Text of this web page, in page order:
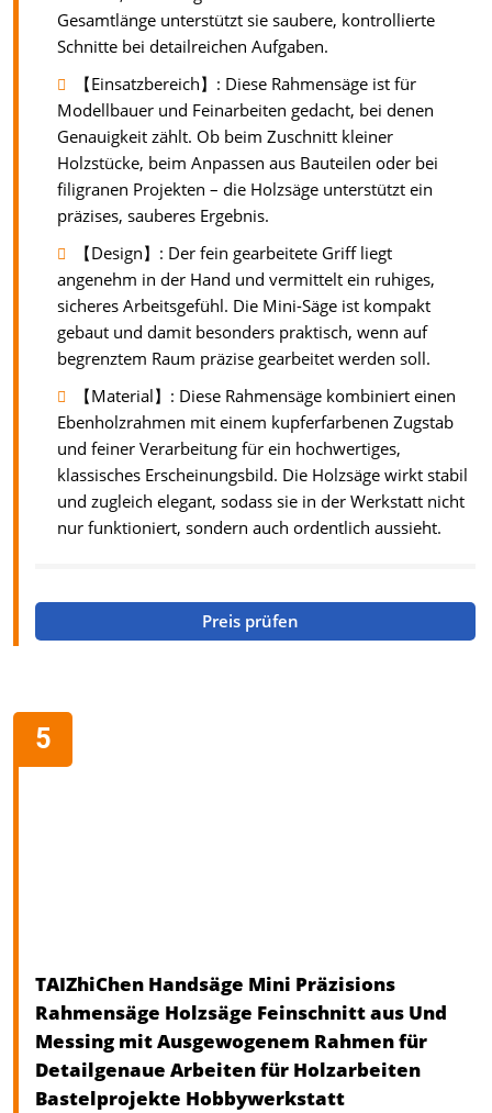
Gesamtlänge unterstützt sie saubere, kontrollierte
Schnitte bei detailreichen Aufgaben.
【Einsatzbereich】: Diese Rahmensäge ist für
Modellbauer und Feinarbeiten gedacht, bei denen
Genauigkeit zählt. Ob beim Zuschnitt kleiner
Holzstücke, beim Anpassen aus Bauteilen oder bei
filigranen Projekten – die Holzsäge unterstützt ein
präzises, sauberes Ergebnis.
【Design】: Der fein gearbeitete Griff liegt
angenehm in der Hand und vermittelt ein ruhiges,
sicheres Arbeitsgefühl. Die Mini-Säge ist kompakt
gebaut und damit besonders praktisch, wenn auf
begrenztem Raum präzise gearbeitet werden soll.
【Material】: Diese Rahmensäge kombiniert einen
Ebenholzrahmen mit einem kupferfarbenen Zugstab
und feiner Verarbeitung für ein hochwertiges,
klassisches Erscheinungsbild. Die Holzsäge wirkt stabil
und zugleich elegant, sodass sie in der Werkstatt nicht
nur funktioniert, sondern auch ordentlich aussieht.
Preis prüfen
TAIZhiChen Handsäge Mini Präzisions
Rahmensäge Holzsäge Feinschnitt aus Und
Messing mit Ausgewogenem Rahmen für
Detailgenaue Arbeiten für Holzarbeiten
Bastelprojekte Hobbywerkstatt